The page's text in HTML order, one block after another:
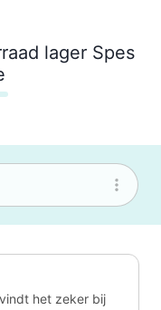
lager Spes
het zeker bij